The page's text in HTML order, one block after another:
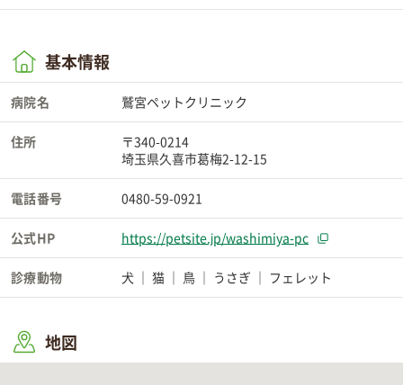
基本情報
病院名 鷲宮ペットクリニック
住所
〒340-0214
埼玉県久喜市葛梅2-12-15
電話番号 0480-59-0921
公式HP https://petsite.jp/washimiya-pc
診療動物 犬 猫 鳥 うさぎ フェレット
地図